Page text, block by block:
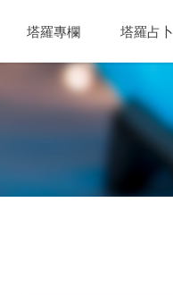
塔羅專欄 塔羅占卜